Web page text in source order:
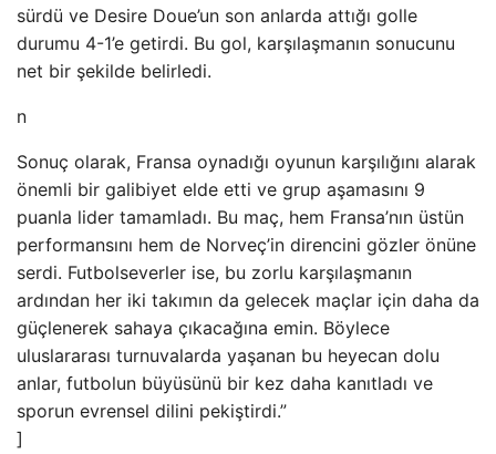
sürdü ve Desire Doue’un son anlarda attığı golle
durumu 4-1’e getirdi. Bu gol, karşılaşmanın sonucunu
net bir şekilde belirledi.
n
Sonuç olarak, Fransa oynadığı oyunun karşılığını alarak
önemli bir galibiyet elde etti ve grup aşamasını 9
puanla lider tamamladı. Bu maç, hem Fransa’nın üstün
performansını hem de Norveç’in direncini gözler önüne
serdi. Futbolseverler ise, bu zorlu karşılaşmanın
ardından her iki takımın da gelecek maçlar için daha da
güçlenerek sahaya çıkacağına emin. Böylece
uluslararası turnuvalarda yaşanan bu heyecan dolu
anlar, futbolun büyüsünü bir kez daha kanıtladı ve
sporun evrensel dilini pekiştirdi.”
]